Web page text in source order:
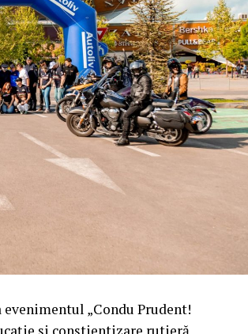
evenimentul „Condu Prudent!
și conștientizare rutieră